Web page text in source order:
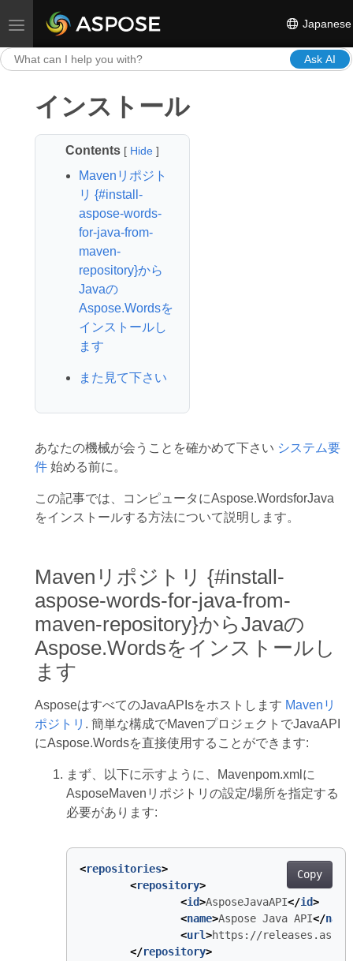
Toggle navigation Japanese
Ask AI
インストール
Contents [ Hide]
Mavenリポジト
リ {#install-
aspose-words-
for-java-from-
maven-
repository}から
Javaの
Aspose.Wordsを
インストールし
ます
また見て下さい
あなたの機械が会うことを確かめて下さい システム要
件始める前に。
この記事では、コンピュータにAspose.WordsforJava
をインストールする方法について説明します。
Mavenリポジトリ {#install-
aspose-words-for-java-from-
maven-repository}からJavaの
Aspose.Wordsをインストールし
ます
AsposeはすべてのJavaAPIsをホストします Mavenリ
ポジトリ . 簡単な構成でMavenプロジェクトでJavaAPI
にAspose.Wordsを直接使用することができます:
まず、以下に示すように、Mavenpom.xmlに
AsposeMavenリポジトリの設定/場所を指定する
必要があります:
Copy
<repositories>
<repository>
<id>AsposeJavaAPI</id>
<name>Aspose Java API</name
<url>https://
</repository>